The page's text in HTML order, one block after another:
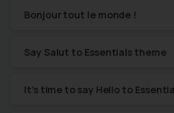
Bonjour tout le monde !
Say Salut to Essentials theme
It’s time to say Hello to